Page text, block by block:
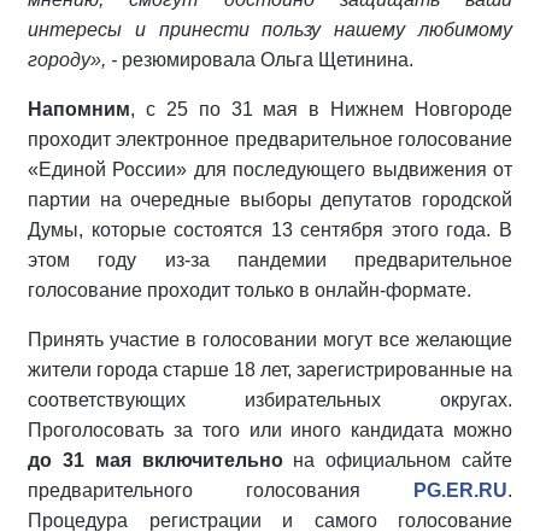
интересы и принести пользу нашему любимому
городу», - резюмировала Ольга Щетинина.
Напомним, с 25 по 31 мая в Нижнем Новгороде
проходит электронное предварительное голосование
«Единой России» для последующего выдвижения от
партии на очередные выборы депутатов городской
Думы, которые состоятся 13 сентября этого года. В
этом году из-за пандемии предварительное
голосование проходит только в онлайн-формате.
Принять участие в голосовании могут все желающие
жители города старше 18 лет, зарегистрированные на
соответствующих избирательных округах.
Проголосовать за того или иного кандидата можно
до 31 мая включительно на официальном сайте
предварительного голосования
PG.ER.RU.
Процедура регистрации и самого голосование